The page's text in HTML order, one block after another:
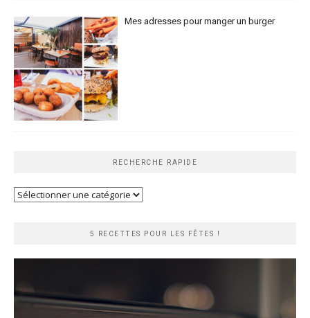
Mes adresses pour manger un burger
RECHERCHE RAPIDE
Recherche
5 RECETTES POUR LES FÊTES !